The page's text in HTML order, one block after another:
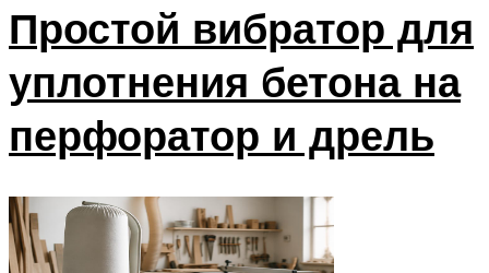
Простой вибратор для
уплотнения бетона на
перфоратор и дрель